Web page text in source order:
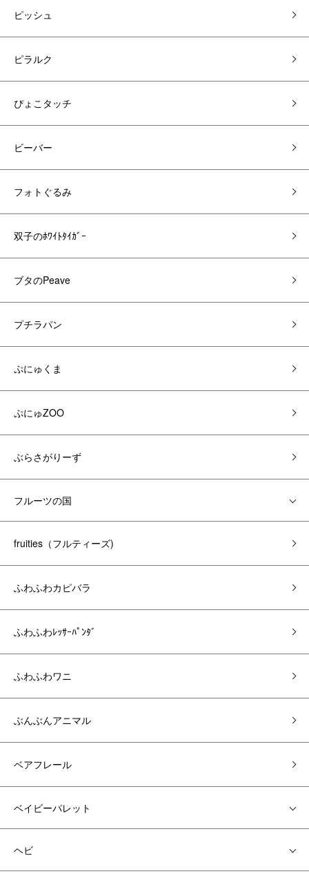
ピッシュ
ピラルク
ぴょこタッチ
ビーバー
フォトぐるみ
双子のﾎﾜｲﾄﾀｲｶﾞｰ
ブタのPeave
プチラパン
ぷにゅくま
ぷにゅZOO
ぶらさがりーず
フルーツの国
fruities（フルティーズ)
ふわふわカピバラ
ふわふわﾚｯｻｰﾊﾟﾝﾀﾞ
ふわふわワニ
ぶんぶんアニマル
ベアフレール
ベイビーパレット
ヘビ